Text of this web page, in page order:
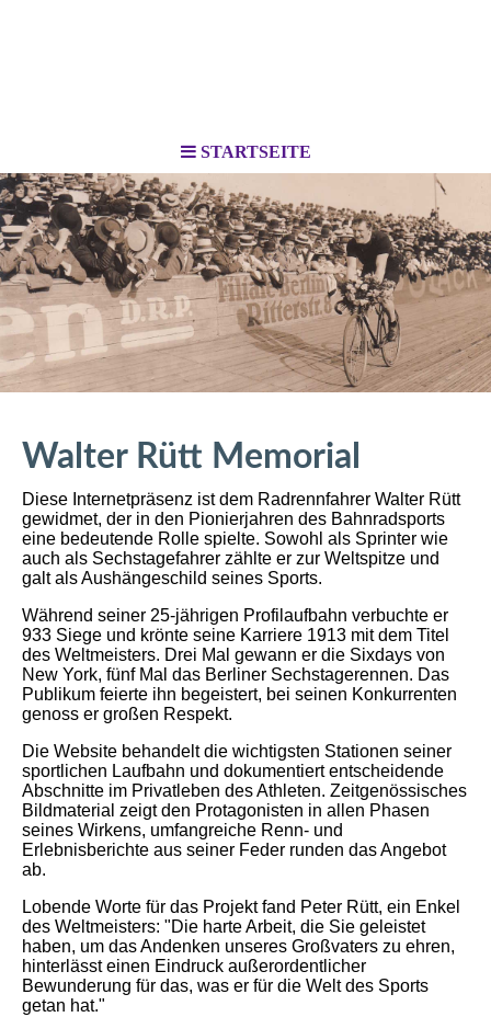
STARTSEITE
Walter Rütt Memorial
Diese Internetpräsenz ist dem Radrennfahrer Walter Rütt
gewidmet, der in den Pionierjahren des Bahnradsports
eine bedeutende Rolle spielte. Sowohl a ls Sprinter wie
auch als Sechstagefahrer zählte er zur Weltspitze und
galt als Aushängeschild seines Sports.
Während seiner 25-jährigen Profilaufbahn verbuchte er
933 Siege und krönte seine Karriere 1913 mit dem Titel
des Weltmeisters. Drei Mal gewann er die Sixdays von
New York, fünf Mal das Berliner Sechstagerennen. Das
Publikum feierte ihn begeistert, bei seinen Konkurrenten
genoss er großen Respekt.
Die Website behandelt die wichtigsten Stationen seiner
sportlichen Laufbahn und dokumentiert entscheidende
Abschnitte im Privatleben des Athleten. Zeitgenössisches
Bildmaterial zeigt den Protagonisten in allen Phasen
seines Wirkens, umfangreiche Renn- und
Erlebnisberichte aus seiner Feder runden das Angebot
ab.
Lobende Worte für das Projekt fand Peter Rütt, ein Enkel
des Weltmeisters: "Die harte Arbeit, die Sie geleistet
haben, um das Andenken unseres Großvaters zu ehren,
hinterlässt einen Eindruck außerordentlicher
Bewunderung für das, was er für die Welt des Sports
getan hat."